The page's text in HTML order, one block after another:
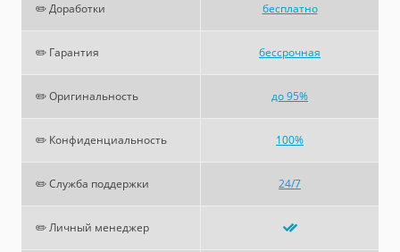
✏️ Доработки бесплатно
✏️ Гарантия бессрочная
✏️ Оригинальность до 95%
✏️ Конфиденциальность 100%
✏️ Служба поддержки 24/7
✏️ Личный менеджер